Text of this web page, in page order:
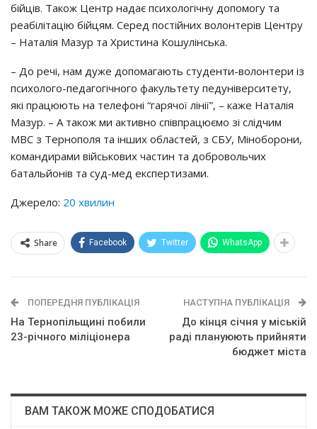
бійців. Також Центр надає психологічну допомогу та
реабілітацію бійцям. Серед постійних волонтерів Центру
– Наталія Мазур та Христина Кошулінська.
– До речі, нам дуже допомагають студенти-волонтери із
психолого-педагогічного факультету педуніверситету,
які працюють на телефоні “гарячої лінії”, – каже Наталія
Мазур. – А також ми активно співпрацюємо зі слідчим
МВС з Тернополя та інших областей, з СБУ, Міноборони,
командирами військових частин та добровольчих
батальйонів та суд-мед експертизами.
Джерело: 20 хвилин
Share Facebook Twitter WhatsApp
ПОПЕРЕДНЯ ПУБЛІКАЦІЯ
На Тернопільщині побили
23-річного міліціонера
НАСТУПНА ПУБЛІКАЦІЯ
До кінця січня у міській
раді плануюють прийняти
бюджет міста
ВАМ ТАКОЖ МОЖЕ СПОДОБАТИСЯ